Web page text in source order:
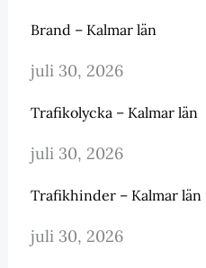
Brand – Kalmar län
juli 30, 2026
Trafikolycka – Kalmar län
juli 30, 2026
Trafikhinder – Kalmar län
juli 30, 2026